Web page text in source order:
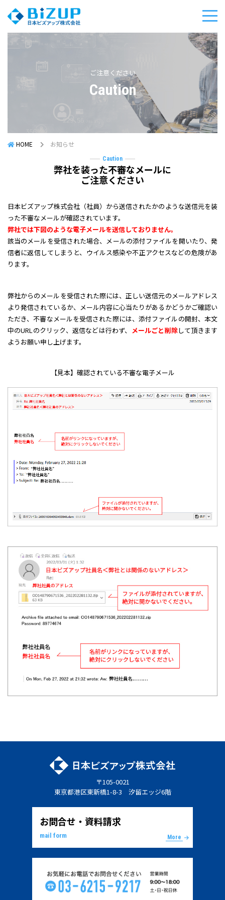
ご注意ください
Caution
HOME お知らせ
Caution
弊社を装った不審なメールに
ご注意ください
日本ビズアップ株式会社（社員）から送信されたかのような送信元を装
った不審なメールが確認されています。
弊社では下図のような電子メールを送信しておりません。
該当のメールを受信された場合、メールの添付ファイルを開いたり、発
信者に返信してしまうと、 ウイルス感染や不正アクセスなどの危険があ
ります。
弊社からのメールを受信された際には、正しい送信元のメールアドレス
より発信されているか、 メール内容に心当たりがあるかどうかご確認い
ただき、不審なメールを受信された際には、 添付ファイルの開封、本文
中のURLのクリック、返信などは行わず、 メールごと削除して頂きます
ようお願い申し上げます。
【見本】確認されている不審な電子メール
〒105-0021
東京都港区東新橋1-8-3 汐留エッジ6階
お問合せ・資料請求
mail form More